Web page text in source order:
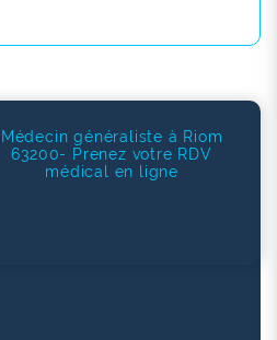
Médecin généraliste à Riom
63200- Prenez votre RDV
médical en ligne